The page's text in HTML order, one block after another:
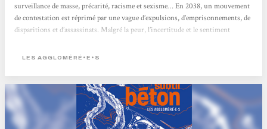
surveillance de masse, précarité, racisme et sexisme… En 2038, un mouvement
de contestation est réprimé par une vague d’expulsions, d’emprisonnements, de
disparitions et d’assassinats. Malgré la peur, l’incertitude et le sentiment
liens de tendresse, de solidarité et de complicité, avec l’espoir de faire renaître la
LES AGGLOMÉRÉ•E•S